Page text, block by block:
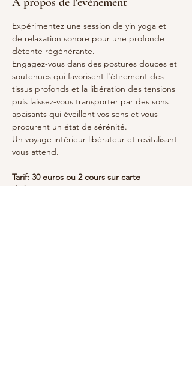
Expérimentez une session de yin yoga et
de relaxation sonore pour une profonde
détente régénérante.
Engagez-vous dans des postures douces et
soutenues qui favorisent l'étirement des
tissus profonds et la libération des tensions
puis laissez-vous transporter par des sons
apaisants qui éveillent vos sens et vous
procurent un état de sérénité.
Un voyage intérieur libérateur et revitalisant
vous attend.
Tarif: 30 euros ou 2 cours sur carte
d'abonnement